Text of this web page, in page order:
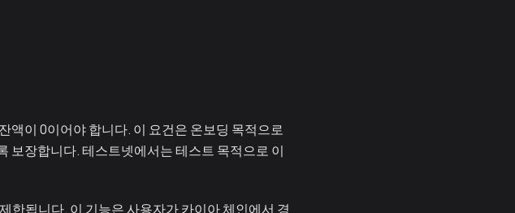
액이 0이어야 합니다. 이 요건은 온보딩 목적으로
보장합니다. 테스트넷에서는 테스트 목적으로 이
한됩니다. 이 기능은 사용자가 카이아 체인에서 경